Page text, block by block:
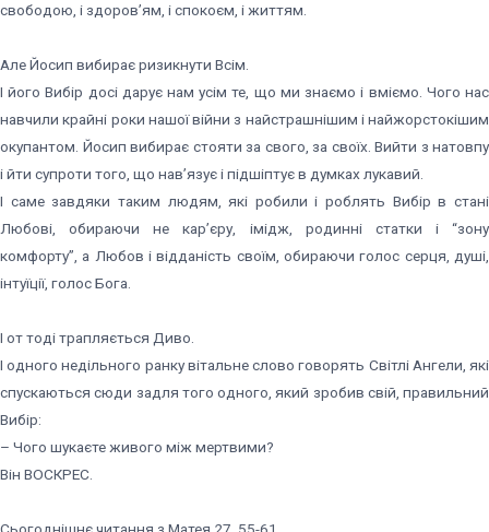
свободою, і здоров’ям, і спокоєм, і життям.
Але Йосип вибирає ризикнути Всім.
І його Вибір досі дарує нам усім те, що ми знаємо і вміємо. Чого нас
навчили крайні роки нашої війни з найстрашнішим і найжорстокішим
окупантом. Йосип вибирає стояти за свого, за своїх. Вийти з натовпу
і йти супроти того, що нав’язує і підшіптує в думках лукавий.
І саме завдяки таким людям, які робили і роблять Вибір в стані
Любові, обираючи не кар’єру, імідж, родинні статки і “зону
комфорту”, а Любов і відданість своїм, обираючи голос серця, душі,
інтуїції, голос Бога.
І от тоді трапляється Диво.
І одного недільного ранку вітальне слово говорять Світлі Ангели, які
спускаються сюди задля того одного, який зробив свій, правильний
Вибір:
– Чого шукаєте живого між мертвими?
Він ВОСКРЕС.